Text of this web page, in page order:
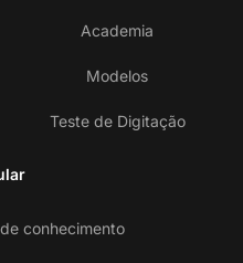
Academia
Modelos
Teste de Digitação
conhecimento